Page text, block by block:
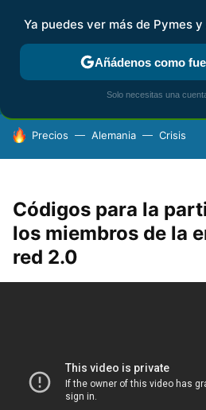
FISCALIDAD Y CONTABILIDAD
HOY SE HABLA DE
Precios Alemania Crisis
Códigos para la
los miembros de la
red 2.0
Ya puedes ver más de Pymes
Añádenos como
Solo necesitas una